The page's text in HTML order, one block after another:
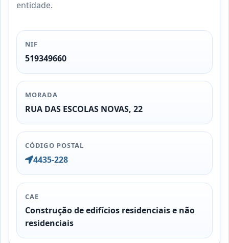
entidade.
NIF
519349660
MORADA
RUA DAS ESCOLAS NOVAS, 22
CÓDIGO POSTAL
4435-228
CAE
Construção de edifícios residenciais e não
residenciais